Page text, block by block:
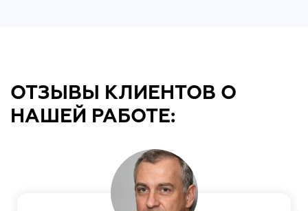
ОТЗЫВЫ КЛИЕНТОВ О
НАШЕЙ РАБОТЕ: